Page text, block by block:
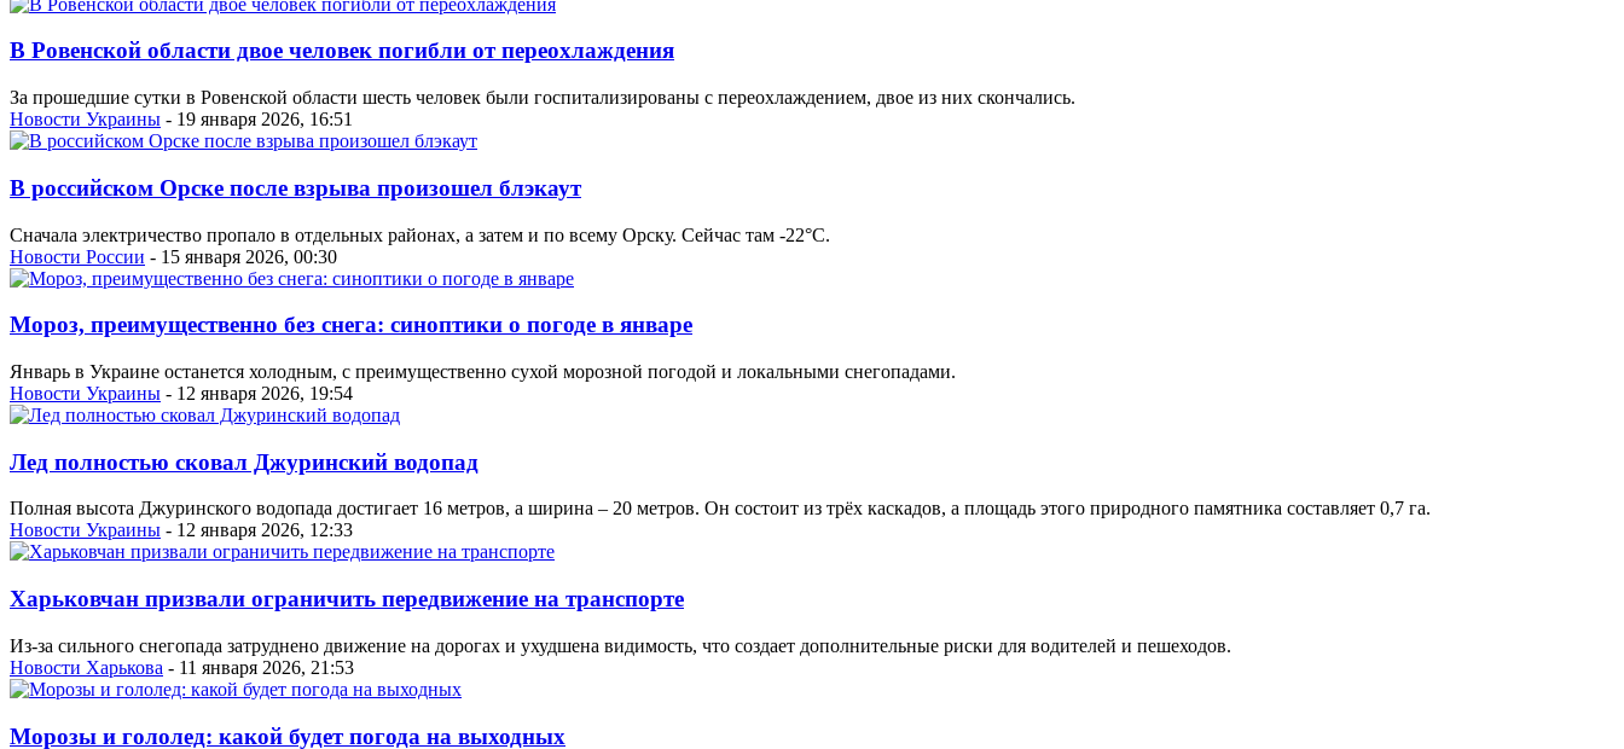
В Ровенской области двое человек погибли от переохлаждения
За прошедшие сутки в Ровенской области шесть человек были госпитализированы с переохлаждением, двое из них скончались.
Новости Украины - 19 января 2026, 16:51
В российском Орске после взрыва произошел блэкаут
Сначала электричество пропало в отдельных районах, а затем и по всему Орску. Сейчас там -22°C.
Новости России - 15 января 2026, 00:30
Мороз, преимущественно без снега: синоптики о погоде в январе
Январь в Украине останется холодным, с преимущественно сухой морозной погодой и локальными снегопадами.
Новости Украины - 12 января 2026, 19:54
Лед полностью сковал Джуринский водопад
Полная высота Джуринского водопада достигает 16 метров, а ширина – 20 метров. Он состоит из трёх каскадов, а площадь этого природного памятника составляет 0,7 га.
Новости Украины - 12 января 2026, 12:33
Харьковчан призвали ограничить передвижение на транспорте
Из-за сильного снегопада затруднено движение на дорогах и ухудшена видимость, что создает дополнительные риски для водителей и пешеходов.
Новости Харькова - 11 января 2026, 21:53
Морозы и гололед: какой будет погода на выходных